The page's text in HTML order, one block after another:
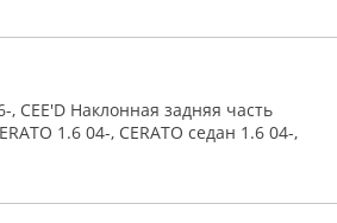
, CEE'D Наклонная задняя часть
1.6 04-, CERATO седан 1.6 04-,